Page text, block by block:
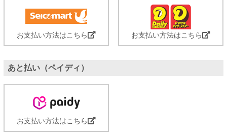
お支払い方法はこちら お支払い方法はこちら
あと払い（ペイディ）
お支払い方法はこちら